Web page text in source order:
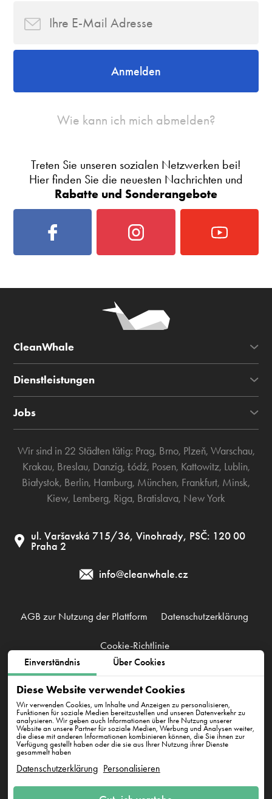
Einverständnis Über Cookies
Diese Website verwendet Cookies
Wir verwenden Cookies, um Inhalte und Anzeigen zu personalisieren,
Funktionen für soziale Medien bereitzustellen und unseren Datenverkehr zu
analysieren. Wir geben auch Informationen über Ihre Nutzung unserer
Website an unsere Partner für soziale Medien, Werbung und Analysen weiter,
die diese mit anderen Informationen kombinieren können, die Sie ihnen zur
Verfügung gestellt haben oder die sie aus Ihrer Nutzung ihrer Dienste
gesammelt haben
Datenschutzerklärung Personalisieren
Anmelden
Wie kann ich mich abmelden?
Treten Sie unseren sozialen Netzwerken bei!
Hier finden Sie die neuesten Nachrichten und
Rabatte und Sonderangebote
CleanWhale
Dienstleistungen
Jobs
Wir sind in 22 Städten tätig: Prag, Brno, Plzeň, Warschau,
Krakau, Breslau, Danzig, Łódź, Posen, Kattowitz, Lublin,
Białystok, Berlin, Hamburg, München, Frankfurt, Minsk,
Kiew, Lemberg, Riga, Bratislava, New York
ul. Varšavská 715/36, Vinohrady, PSČ: 120 00
Praha 2
info@cleanwhale.cz
AGB zur Nutzung der Plattform Datenschutzerklärung
Cookie-Richtlinie
Clean Whale CZ s.r.o., IČ: 17345197, CZ17345197
Korunní 1164/49, PSČ: 120 00, Praha 2
E-Mail an uns